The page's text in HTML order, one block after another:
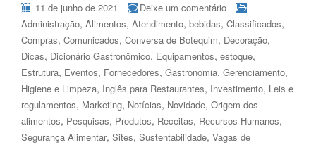
11 de junho de 2021
Deixe um comentário
Administração, Alimentos, Atendimento, bebidas, Classificados,
Compras, Comunicados, Conversa de Botequim, Decoração,
Dicas, Dicionário Gastronômico, Equipamentos, estoque,
Estrutura, Eventos, Fornecedores, Gastronomia, Gerenciamento,
Higiene e Limpeza, Inglês para Restaurantes, Investimento, Leis e
regulamentos, Marketing, Notícias, Novidade, Origem dos
alimentos, Pesquisas, Produtos, Receitas, Recursos Humanos,
Segurança Alimentar, Sites, Sustentabilidade, Vagas de